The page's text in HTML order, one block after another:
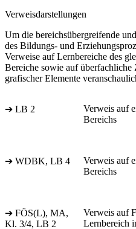
Verweisdarstellungen
Um die bereichsübergreifende
des Bildungs- und
Verweise auf Lernbereiche des
Bereiche sowie auf
grafischer Elemente
➔ LB 2
Verweis auf
Bereichs
➔ WDBK, LB 4
Verweis auf
Bereichs
➔ FÖS(L), MA,
Kl. 3/4, LB 2
Verweis auf
Lernbereich